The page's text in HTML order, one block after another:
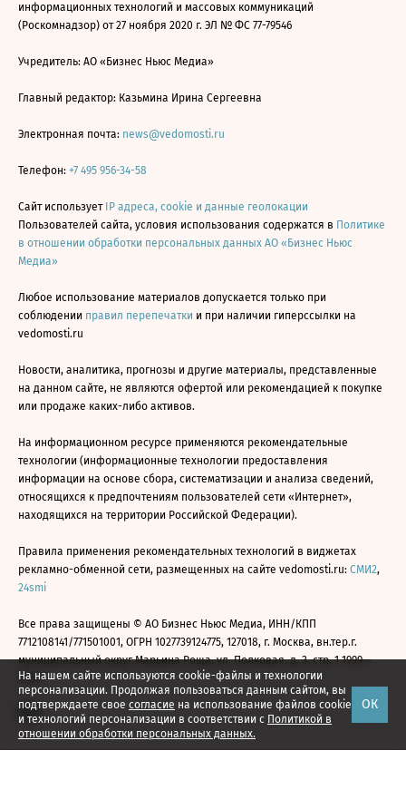
На нашем сайте используются cookie-файлы и технологии
персонализации. Продолжая пользоваться данным сайтом, вы
подтверждаете свое согласие на использование файлов cookie
и технологий персонализации в соответствии с Политикой в
отношении обработки персональных данных.
ОК
информационных технологий и массовых коммуникаций
(Роскомнадзор) от 27 ноября 2020 г. ЭЛ № ФС 77-79546
Учредитель: АО «Бизнес Ньюс Медиа»
Главный редактор: Казьмина Ирина Сергеевна
Электронная почта: news@vedomosti.ru
Телефон: +7 495 956-34-58
Сайт использует IP адреса, cookie и данные геолокации
Пользователей сайта, условия использования содержатся в Политике
в отношении обработки персональных данных АО «Бизнес Ньюс
Медиа»
Любое использование материалов допускается только при
соблюдении правил перепечатки и при наличии гиперссылки на
vedomosti.ru
Новости, аналитика, прогнозы и другие материалы, представленные
на данном сайте, не являются офертой или рекомендацией к покупке
или продаже каких-либо активов.
На информационном ресурсе применяются рекомендательные
технологии (информационные технологии предоставления
информации на основе сбора, систематизации и анализа сведений,
относящихся к предпочтениям пользователей сети «Интернет»,
находящихся на территории Российской Федерации).
Правила применения рекомендательных технологий в виджетах
рекламно-обменной сети, размещенных на сайте vedomosti.ru: СМИ2,
24smi
Все права защищены © АО Бизнес Ньюс Медиа, ИНН/КПП
7712108141/771501001, ОГРН 1027739124775, 127018, г. Москва, вн.тер.г.
муниципальный округ Марьина Роща, ул. Полковая, д. 3, стр. 1 1999—
2026